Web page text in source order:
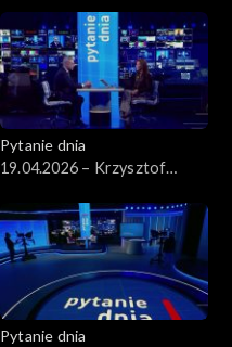
Pytanie dnia
19.04.2026 – Krzysztof
Pytanie dnia